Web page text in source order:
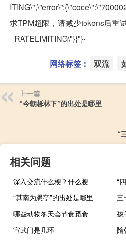
求TPM超限，请减少tokens后重
_RATELIMITING\"}}"}}
网络标签： 双流
上一篇
“今朝栎林下”的出处是哪里
“
相关问题
深入交流什么梗？什么梗
“
“其南为愚亭”的出处是哪里
哪些动物冬天会节食觅食
孩
宣武门是几环
隋